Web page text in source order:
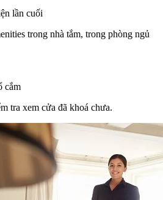
lần cuối
trong nhà tắm, trong phòng ngủ
cắm
tra xem cửa đã khoá chưa.